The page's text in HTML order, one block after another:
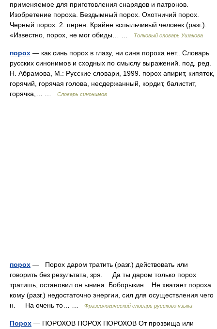
применяемое для приготовления снарядов и патронов.
Изобретение пороха. Бездымный порох. Охотничий порох.
Черный порох. 2. перен. Крайне вспыльчивый человек (разг.).
«Известно, порох, не мог обиды… …
Толковый словарь Ушакова
порох — как синь порох в глазу, ни синя пороха нет.. Словарь
русских синонимов и сходных по смыслу выражений. под. ред.
Н. Абрамова, М.: Русские словари, 1999. порох апирит, кипяток,
горячий, горячая голова, несдержанный, кордит, балистит,
горячка,… …
Словарь синонимов
порох — Порох даром тратить (разг.) действовать или
говорить без результата, зря. Да ты даром только порох
тратишь, остановил он ынина. Боборыкин. Не хватает пороха
кому (разг.) недостаточно энергии, сил для осуществления чего
н. На очень то… …
Фразеологический словарь русского языка
Порох — ПОРОХОВ ПОРОХ ПОРОХОВ От прозвища или